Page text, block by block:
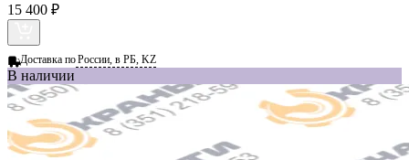
15 400 ₽
Доставка поРоссии, в РБ, KZ
В наличии